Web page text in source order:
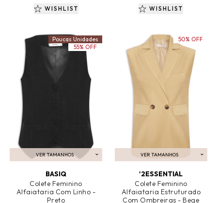
WISHLIST WISHLIST
VER TAMANHOS
ADICIONAR AO CARRINHO
BASIQ
Colete Feminino
Alfaiataria Com Linho -
Preto
Poucas Unidades
55% OFF
VER TAMANHOS
ADICIONAR AO CARRINHO
'2ESSENTIAL
Colete Feminino
Alfaiataria Estruturado
Com Ombreiras - Bege
50% OFF